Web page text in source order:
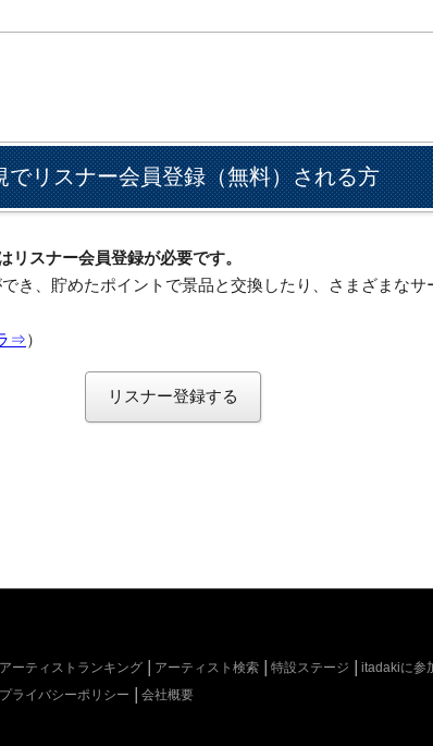
でリスナー会員登録（無料）される方
リスナー会員登録が必要です。
き、貯めたポイントで景品と交換したり、さまざまなサ
⇒）
リスナー登録する
アーティストランキング アーティスト検索 特設ステージ itadakiに参
プライバシーポリシー
会社概要